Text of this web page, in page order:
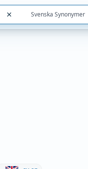
Svenska Synonymer